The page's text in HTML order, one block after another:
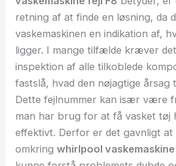
retning af at finde en løsning, da
vaskemaskinen en indikation af,
ligger. I mange tilfælde kræver
inspektion af alle tilkoblede
fastslå, hvad den nøjagtige årsag
Dette fejlnummer kan især være
man har brug for at få vasket tøj
effektivt. Derfor er det gavnligt at
omkringwhirlpool